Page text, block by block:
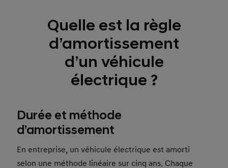
Quelle est la règle
d’amortissement
d’un véhicule
électrique ?
Durée et méthode
d’amortissement
En entreprise, un véhicule électrique est amorti
selon une méthode linéaire sur cinq ans. Chaque